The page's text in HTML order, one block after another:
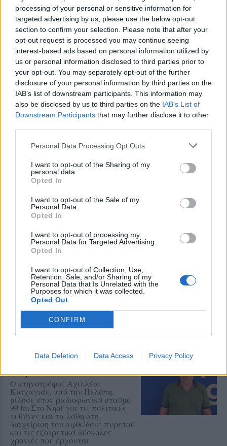
processing of your personal or sensitive information for
targeted advertising by us, please use the below opt-out
section to confirm your selection. Please note that after your
opt-out request is processed you may continue seeing
interest-based ads based on personal information utilized by
us or personal information disclosed to third parties prior to
your opt-out. You may separately opt-out of the further
disclosure of your personal information by third parties on the
IAB’s list of downstream participants. This information may
also be disclosed by us to third parties on the IAB’s List of
Downstream Participants that may further disclose it to other
Personal Data Processing Opt Outs
I want to opt-out of the Sharing of my
personal data.
Opted In
I want to opt-out of the Sale of my
Personal Data.
Opted In
I want to opt-out of processing my
Personal Data for Targeted Advertising.
Opted In
I want to opt-out of Collection, Use,
Retention, Sale, and/or Sharing of my
Personal Data that Is Unrelated with the
Purposes for which it was collected.
Opted Out
CONFIRM
Data Deletion Data Access Privacy Policy
κυβέρνησης με τις ενισχύσεις
στους κτηνοτρόφους. Όλα όσα
πρέπει να γνωρίζετε για τις
αποζημιώσεις λόγω μη
ανασύστασης των κοπαδιών
ΑΓΡΟΤΕΣ
Ψίχουλα για τη βιοασφάλεια των
Περιφερειών
Μόνο στη Λέσβο έχουν δαπανηθεί
6.000.000 ευρώ μέσα σε
τεσσερισήμισι μήνες, ενώ το
Υπουργείο Αγροτικής Ανάπτυξης
ευρώ για ολόκληρη τη χώρα
Η Μυτιλήνη κινείται στους
ρυθμούς της Λευκής Νύχτας
Μουσική, παιδικές δράσεις,
προσφορές από τις 6.30 το
απόγευμα – Ο Γιάννης Μουτζούρης
παρουσίασε στον «Ν» 99 fm το
ΑΓΡΟΤΕΣ
πυρετού σε Κάπη και Λεπέτυμνο
Αρνητικά τα αποτελέσματα σε
άλλες 28 μονάδες
Αντιμέτωπα με την ερημοποίηση
τα κτηνοτροφικά χωριά της
Λέσβου
Ο κτηνοτρόφος Αχιλλέας
Κιαχαγιάς, από την Πελόπη,
μίλησε στον ραδιοφωνικό σταθμό
99 fm Στο Νησί για τις πολιτικές
ευθύνες και τα λάθη στη
διαχείριση του αφθώδους πυρετού
και τις εξαιρετικά δύσκολες
χρονιές που έρχονται